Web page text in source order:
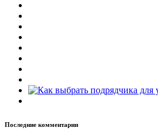
Последние комментарии